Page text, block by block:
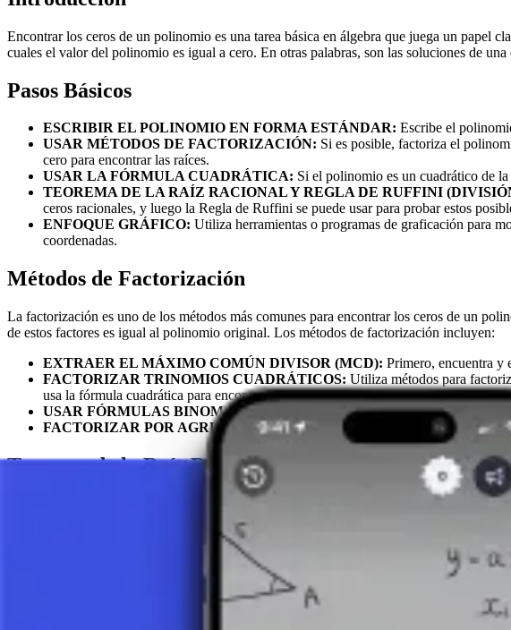
Encontrar los ceros de un polinomio es una tarea básica en álgebra que juega un papel
cuales el valor del polinomio es igual a cero. En otras palabras, son las soluciones de
Pasos Básicos
ESCRIBIR EL POLINOMIO EN FORMA ESTÁNDAR: Escribe el
USAR MÉTODOS DE FACTORIZACIÓN: Si es posible, factoriza el
cero para encontrar las raíces.
USAR LA FÓRMULA CUADRÁTICA: Si el polinomio es un cuadrático de
TEOREMA DE LA RAÍZ RACIONAL Y REGLA DE RUFFINI
ceros racionales, y luego la Regla de Ruffini se puede usar para probar estos
ENFOQUE GRÁFICO: Utiliza herramientas o programas de graficación para
coordenadas.
Métodos de Factorización
La factorización es uno de los métodos más comunes para encontrar los ceros de un
de estos factores es igual al polinomio original. Los métodos de factorización incluyen:
EXTRAER EL MÁXIMO COMÚN DIVISOR (MCD): Primero, encuentra y
FACTORIZAR TRINOMIOS CUADRÁTICOS: Utiliza métodos para
usa la fórmula cuadrática para encontrar las raíces y luego construir los factores.
USAR FÓRMULAS BINOMIALES ESPECIALES (IDENTIDADES
FACTORIZAR POR AGRUPACIÓN:Para polinomios con múltiples términos
Teorema de la Raíz Racional y Regla de Ruffini
Para polinomios de grados superiores, encontrar los ceros puede ser más complejo. En
TEOREMA DE LA RAÍZ RACIONAL:
Este teorema nos permite probar
considerando los factores del término constante divididos por los factores del
REGLA DE RUFFINI (DIVISIÓN SINTÉTICA):
Este algoritmo es útil para
ayudar a encontrar los ceros de polinomios de grado superior al reducirlos a